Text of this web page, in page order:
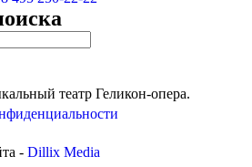
театр Геликон-опера.
- Dillix Media